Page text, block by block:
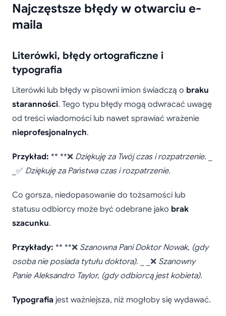
Najczęstsze błędy w otwarciu e-
maila
Literówki, błędy ortograficzne i
typografia
Literówki lub błędy w pisowni imion świadczą o braku
staranności. Tego typu błędy mogą odwracać uwagę
od treści wiadomości lub nawet sprawiać wrażenie
nieprofesjonalnych.
Przykład: ** **❌ Dziękuję za Twój czas i rozpatrzenie.
_✅ Dziękuję za Państwa czas i rozpatrzenie.
Co gorsza, niedopasowanie do tożsamości lub
statusu odbiorcy może być odebrane jako brak
szacunku.
Przykłady: ** **❌ Szanowna Pani Doktor Nowak, (gdy
osoba nie posiada tytułu doktora). _ _❌ Szanowny
Panie Aleksandro Taylor, (gdy odbiorcą jest kobieta).
Typografia jest ważniejsza, niż mogłoby się wydawać.